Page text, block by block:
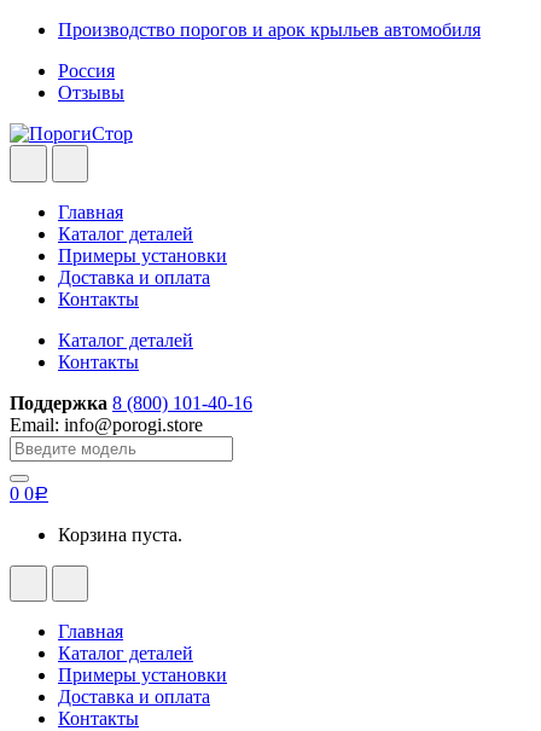
Skip
navigation
Skip
content
Производство порогов и арок крыльев автомобиля
Россия
Отзывы
Главная
Каталог деталей
Примеры установки
Доставка и оплата
Контакты
Каталог деталей
Контакты
Поддержка 8 (800) 101-40-16
Email: info@porogi.store
Search
for:
0 0Р
Корзина пуста.
Главная
Каталог деталей
Примеры установки
Доставка и оплата
Контакты